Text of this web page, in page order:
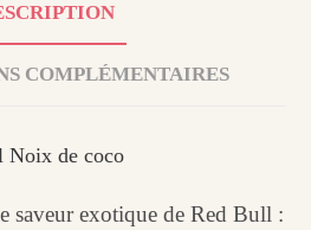
COMPLÉMENTAIRES
Noix de coco
saveur exotique de Red Bull :